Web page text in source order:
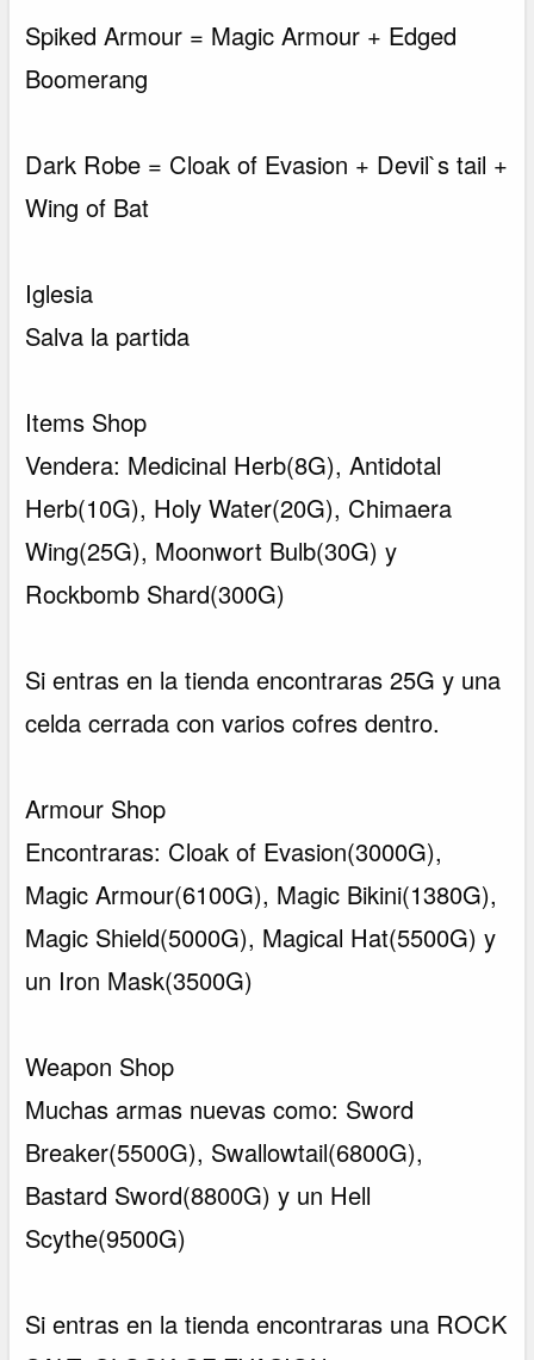
Spiked Armour = Magic Armour + Edged
Boomerang
Dark Robe = Cloak of Evasion + Devil`s tail +
Wing of Bat
Iglesia
Salva la partida
Items Shop
Vendera: Medicinal Herb(8G), Antidotal
Herb(10G), Holy Water(20G), Chimaera
Wing(25G), Moonwort Bulb(30G) y
Rockbomb Shard(300G)
Si entras en la tienda encontraras 25G y una
celda cerrada con varios cofres dentro.
Armour Shop
Encontraras: Cloak of Evasion(3000G),
Magic Armour(6100G), Magic Bikini(1380G),
Magic Shield(5000G), Magical Hat(5500G) y
un Iron Mask(3500G)
Weapon Shop
Muchas armas nuevas como: Sword
Breaker(5500G), Swallowtail(6800G),
Bastard Sword(8800G) y un Hell
Scythe(9500G)
Si entras en la tienda encontraras una ROCK